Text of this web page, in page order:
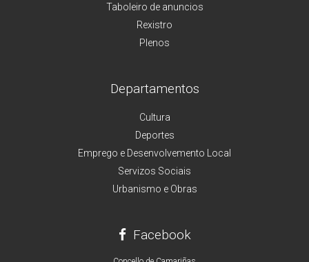
Taboleiro de anuncios
Rexistro
Plenos
Departamentos
Cultura
Deportes
Emprego e Desenvolvemento Local
Servizos Sociais
Urbanismo e Obras
Facebook